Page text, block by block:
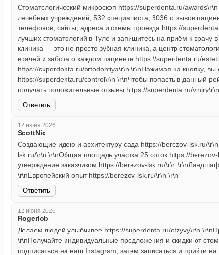
Стоматологический микроскоп https://superdenta.ru/
лечебных учреждений, 532 специалиста, 3036 отзывов
телефонов, сайты, адреса и схемы проезда https://
лучших стоматологий в Туле и запишитесь на приём к
клиника — это не просто зубная клиника, а центр
врачей и забота о каждом пациенте https://superdenta.ru/
https://superdenta.ru/ortodontiya\r\n \r\nНажимая на кнопку, вы
https://superdenta.ru/control\r\n \r\nЧтобы попасть в данный
получать положительные отзывы https://superdenta.ru/
Ответить
12 июня 2026
ScottNic
Создающие идею и архитектуру сада https://berezov-lsk.ru/
lsk.ru/\r\n \r\nОбщая площадь участка 25 соток https://
утверждение заказчиком https://berezov-lsk.ru/\r\n
\r\nЕвропейский опыт https://berezov-lsk.ru/\r\n \r\n
Ответить
12 июня 2026
Rogerlob
Делаем людей улыбчивее https://superdenta.ru/otzyvy\r\n
\r\nПолучайте индивидуальные предложения и скидки от
подписаться на наш Instagram, затем записаться и прийти